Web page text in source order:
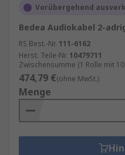
Vorübergehend
Bedea Audiokabel 2-
RS Best.-Nr. 111-6162
Herst. Teile-Nr. 10479711
Zwischensumme (1 Rolle mit
474,79 €(ohne MwSt.)
Menge